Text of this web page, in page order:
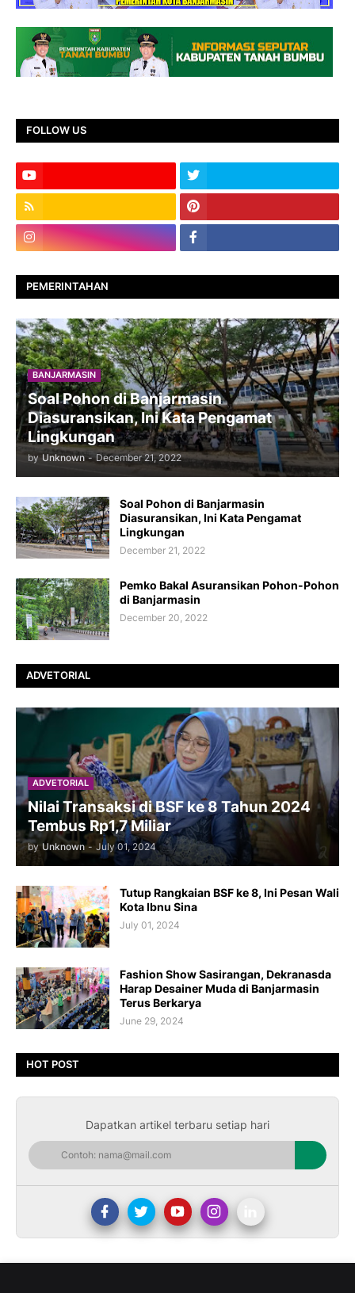
FOLLOW US
PEMERINTAHAN
BANJARMASIN
Soal Pohon di Banjarmasin
Diasuransikan, Ini Kata Pengamat
Lingkungan
by Unknown - December 21, 2022
Soal Pohon di Banjarmasin
Diasuransikan, Ini Kata Pengamat
Lingkungan
December 21, 2022
Pemko Bakal Asuransikan Pohon-Pohon
di Banjarmasin
December 20, 2022
ADVETORIAL
ADVETORIAL
Nilai Transaksi di BSF ke 8 Tahun 2024
Tembus Rp1,7 Miliar
by Unknown - July 01, 2024
Tutup Rangkaian BSF ke 8, Ini Pesan Wali
Kota Ibnu Sina
July 01, 2024
Fashion Show Sasirangan, Dekranasda
Harap Desainer Muda di Banjarmasin
Terus Berkarya
June 29, 2024
HOT POST
Dapatkan artikel terbaru setiap hari